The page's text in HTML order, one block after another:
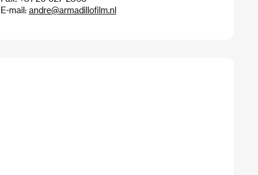
E-mail: andre@armadillofilm.nl